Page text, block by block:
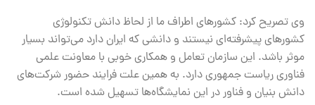
وی تصریح کرد: کشورهای اطراف ما از لحاظ دانش تکنولوژی
کشورهای پیشرفته‌ای نیستند و دانشی که ایران دارد می‌تواند بسیار
موثر باشد. این سازمان تعامل و همکاری خوبی با معاونت علمی
فناوری ریاست جمهوری دارد. به همین علت فرایند حضور شرکت‌های
دانش بنیان و فناور در این نمایشگاه‌ها تسهیل شده است.